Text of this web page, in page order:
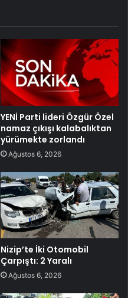
YENİ Parti lideri Özgür Özel
namaz çıkışı kalabalıktan
yürümekte zorlandı
Ağustos 6, 2026
Nizip’te İki Otomobil
Çarpıştı: 2 Yaralı
Ağustos 6, 2026